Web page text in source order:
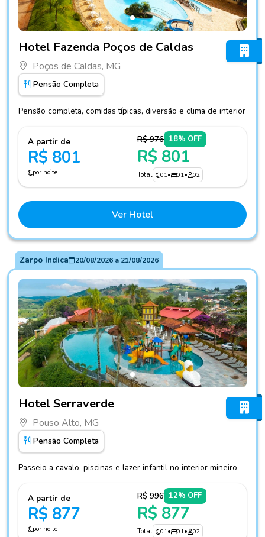
Hotel Fazenda Poços de Caldas
Poços de Caldas, MG
Pensão Completa
Pensão completa, comidas típicas, diversão e clima de interior
A partir de
R$ 801
por noite
R$ 976 18% OFF
R$ 801
Total 01• 01• 02
Ver Hotel
Zarpo Indica 20/08/2026a 21/08/2026
Hotel Serraverde
Pouso Alto, MG
Pensão Completa
Passeio a cavalo, piscinas e lazer infantil no interior mineiro
A partir de
R$ 877
por noite
R$ 996 12% OFF
R$ 877
Total 01• 01• 02